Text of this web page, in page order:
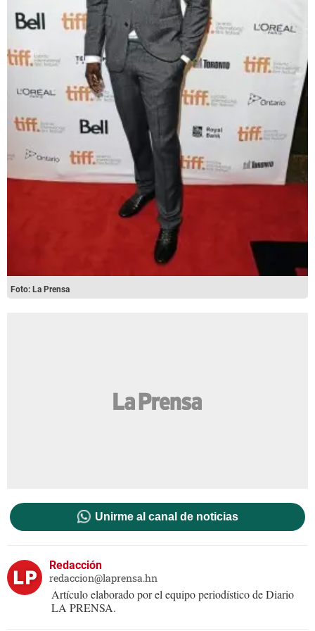
Foto: La Prensa
Unirme al canal de noticias
Redacción
redaccion@laprensa.hn
Artículo elaborado por el equipo periodístico de Diario
LA PRENSA.